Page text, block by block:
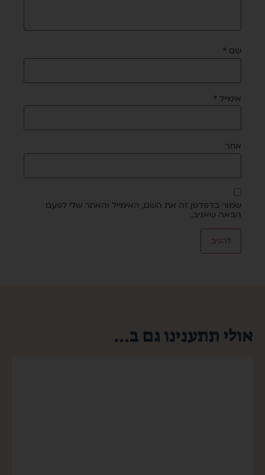
שם *
אימייל *
אתר
שמור בדפדפן זה את השם, האימייל והאתר שלי לפעם
הבאה שאגיב.
אולי תתענינו גם ב...